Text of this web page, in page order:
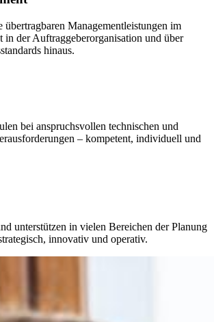
übertragbaren Managementleistungen im
in der Auftraggeberorganisation und über
hinaus.
bei anspruchsvollen technischen und
– kompetent, individuell und
unterstützen in vielen Bereichen der Planung
innovativ und operativ.